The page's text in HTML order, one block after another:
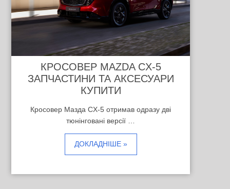
КРОСОВЕР MAZDA CX-5
ЗАПЧАСТИНИ ТА АКСЕСУАРИ
КУПИТИ
Кросовер Мазда CX-5 отримав одразу дві
тюнінговані версії …
ДОКЛАДНІШЕ »